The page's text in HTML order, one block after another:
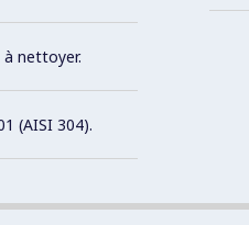
à nettoyer.
(AISI 304).